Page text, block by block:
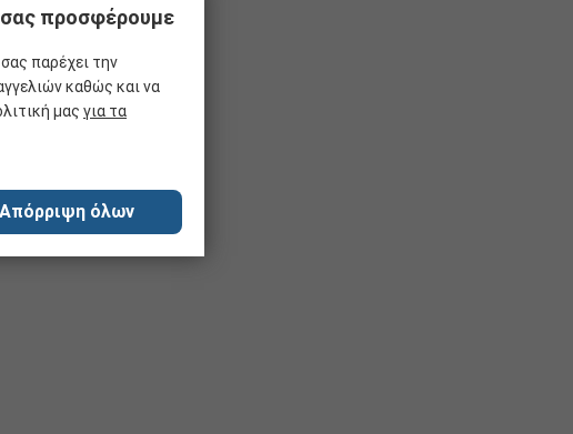
προσφέρουμε
παρέχει την
καθώς και να
μας για τα
Απόρριψη όλων